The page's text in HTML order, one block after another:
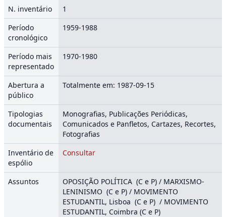
N. inventário
1
Período
cronológico
1959-1988
Período mais
representado
1970-1980
Abertura a
público
Totalmente em: 1987-09-15
Tipologias
documentais
Monografias, Publicações Periódicas,
Comunicados e Panfletos, Cartazes, Recortes,
Fotografias
Inventário de
espólio
Consultar
Assuntos
OPOSIÇÃO POLÍTICA (C e P) / MARXISMO-
LENINISMO (C e P) / MOVIMENTO
ESTUDANTIL, Lisboa (C e P) / MOVIMENTO
ESTUDANTIL, Coimbra (C e P)